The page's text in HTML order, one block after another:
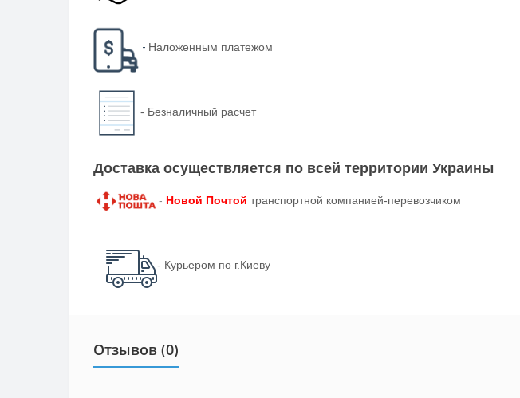
- Наложенным платежом
- Безналичный расчет
Доставка осуществляется по всей территории Украины
- Новой Почтой транспортной компанией-перевозчиком
- Курьером по г.Киеву
Отзывов (0)